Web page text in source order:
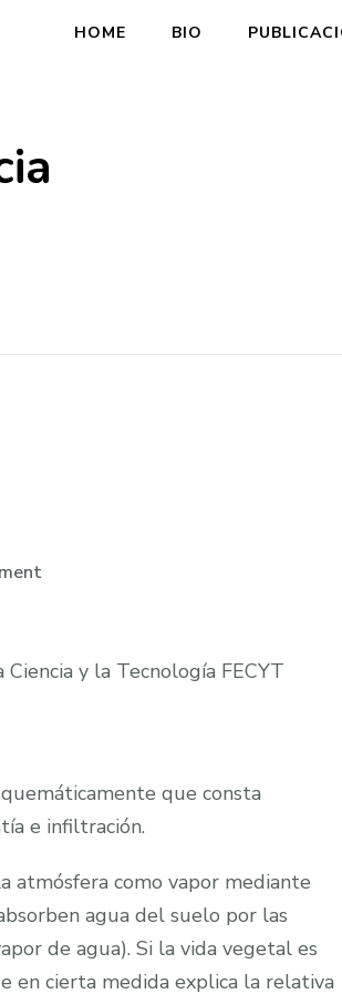
HOME BIO
on
hidrológico
y la Tecnología FECYT
que consta
e infiltración.
atmósfera como vapor mediante
agua del suelo por las
de agua). Si la vida vegetal es
en cierta medida explica la relativa